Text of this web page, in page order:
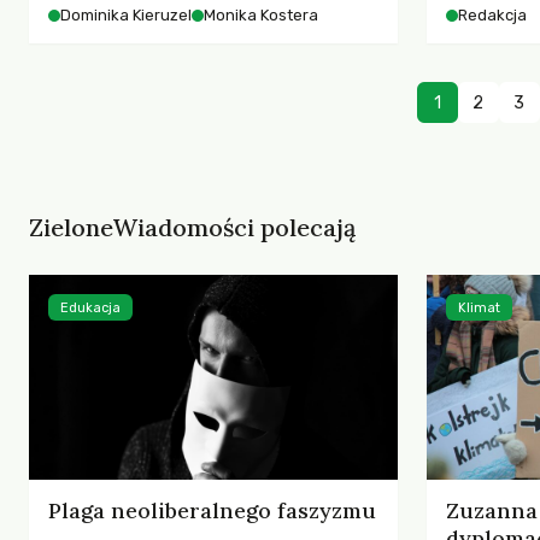
współczesnego miasta.
Dominika Kieruzel Monika Kostera Redakcja
1 2 3
ZieloneWiadomości polecają
Plaga neoliberalnego faszyzmu
Edukacja Klimat